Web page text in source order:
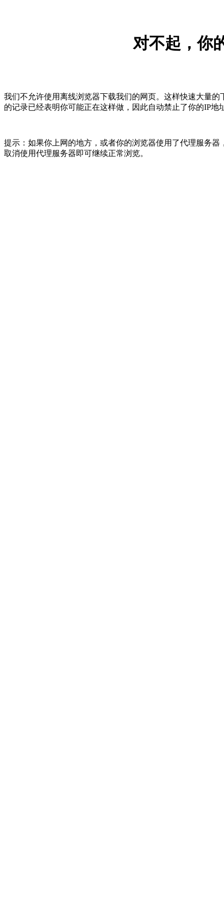
对不起，你
我们不允许使用离线浏览器下载我们的网页。这样快速大量
的记录已经表明你可能正在这样做，因此自动禁止了你的IP
提示：如果你上网的地方，或者你的浏览器使用了代理服务
取消使用代理服务器即可继续正常浏览。